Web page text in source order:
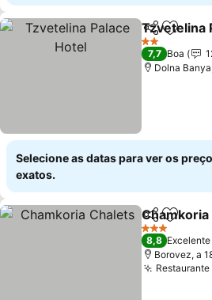
Partilhar
Tzvetelina
2 Estrelas
7,7 Boa
Dolna
Selecione as datas para ver os
exatos.
Partilhar
3 Estrelas
8,8 Excelente
Borovez, a